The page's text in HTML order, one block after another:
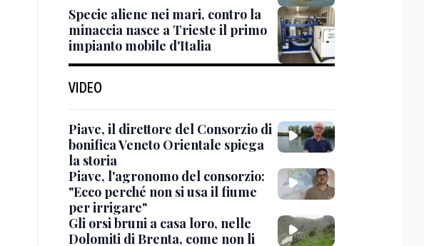
Specie aliene nei mari, contro la
minaccia nasce a Trieste il primo
impianto mobile d'Italia
VIDEO
Piave, il direttore del Consorzio di
bonifica Veneto Orientale spiega
la storia
Piave, l'agronomo del consorzio:
"Ecco perché non si usa il fiume
per irrigare"
Gli orsi bruni a casa loro, nelle
Dolomiti di Brenta, come non li